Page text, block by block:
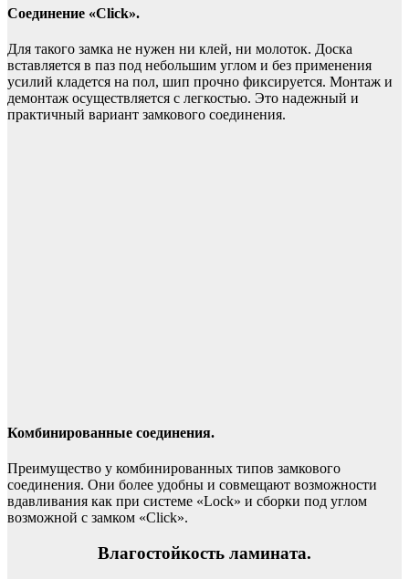
Соединение «Click».
Для такого замка не нужен ни клей, ни молоток. Доска
вставляется в паз под небольшим углом и без применения
усилий кладется на пол, шип прочно фиксируется. Монтаж и
демонтаж осуществляется с легкостью. Это надежный и
практичный вариант замкового соединения.
Комбинированные соединения.
Преимущество у комбинированных типов замкового
соединения. Они более удобны и совмещают возможности
вдавливания как при системе «Lock» и сборки под углом
возможной с замком «Click».
Влагостойкость ламината.